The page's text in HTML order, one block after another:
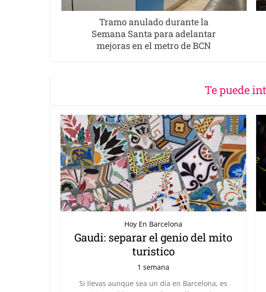
Tramo anulado durante la
Semana Santa para adelantar
mejoras en el metro de BCN
Te puede
Hoy En Barcelona
Gaudi: separar el genio del mito
turistico
1 semana
Si llevas aunque sea un día en Barcelona, es